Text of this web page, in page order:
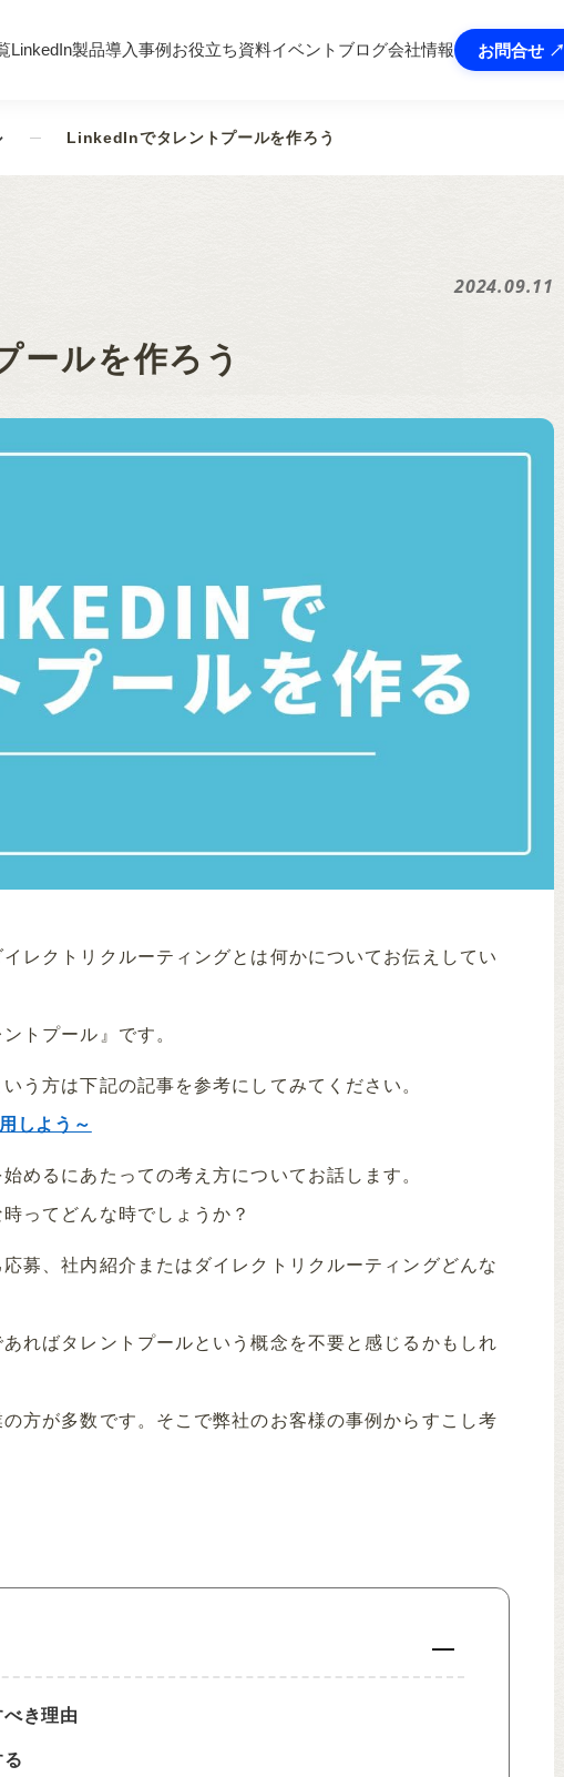
LinkedIn製品導入事例お役立ち資料イベント ブログ会社情報 お問合せ ↗
LinkedInでタレントプールを作ろう
2024.09.11
ールを作ろう
レクトリクルーティングとは何かについてお伝えしてい
トプール』です。
う方は下記の記事を参考にしてみてください。
しよう～
めるにあたっての考え方についてお話します。
ってどんな時でしょうか？
募、社内紹介またはダイレクトリクルーティングどんな
ればタレントプールという概念を不要と感じるかもしれ
方が多数です。そこで弊社のお客様の事例からすこし考
き理由